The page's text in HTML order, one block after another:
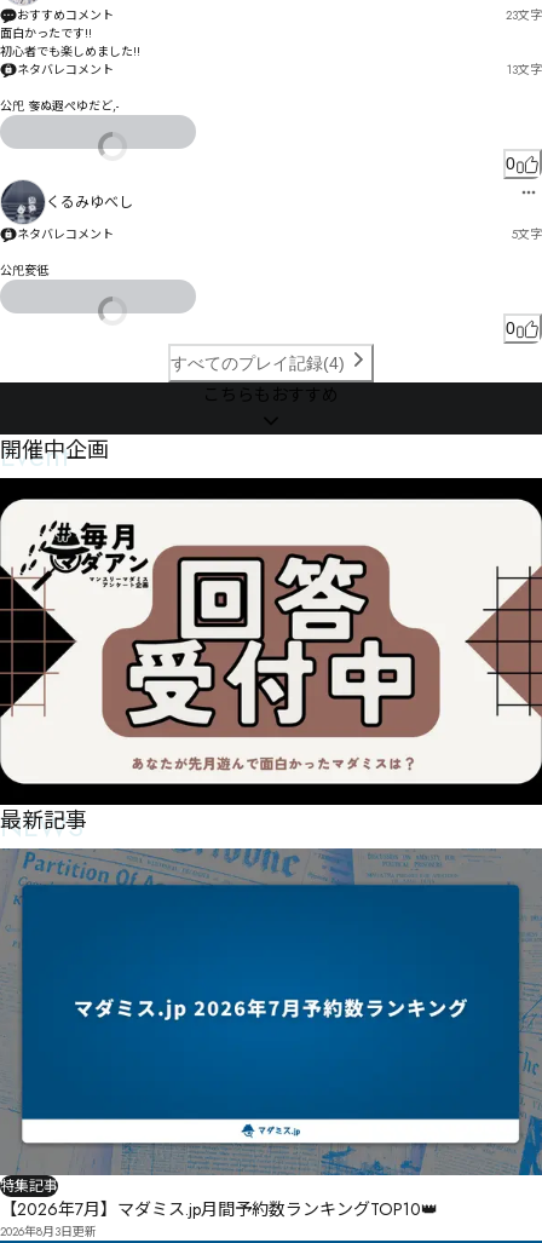
おすすめコメント 23文字
面白かったです!!
初心者でも楽しめました!!
ネタバレコメント
13文字
公戺 奓ぬ遐ぺゆだど,-
0
くるみゆべし
ネタバレコメント 5文字
公戺奒彽
0
すべてのプレイ記録(4)
こちらもおすすめ
Event
開催中企画
NEWS
最新記事
特集記事
【2026年7月】マダミス.jp月間予約数ランキングTOP10👑
2026年8月3日更新